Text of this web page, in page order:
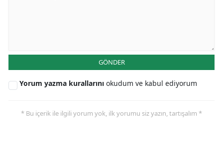
GÖNDER
Yorum yazma kurallarını okudum ve kabul ediyorum
* Bu içerik ile ilgili yorum yok, ilk yorumu siz yazın, tartışalım *